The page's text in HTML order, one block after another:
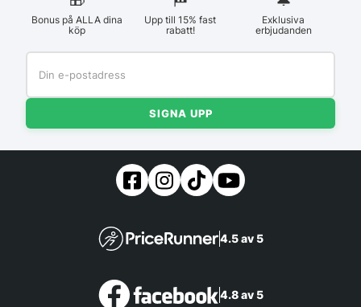
Bonus på ALLA dina
köp
Upp till 15% fast
rabatt!
Exklusiva
erbjudanden
SIGNA UPP
4.5 av 5
4.8 av 5